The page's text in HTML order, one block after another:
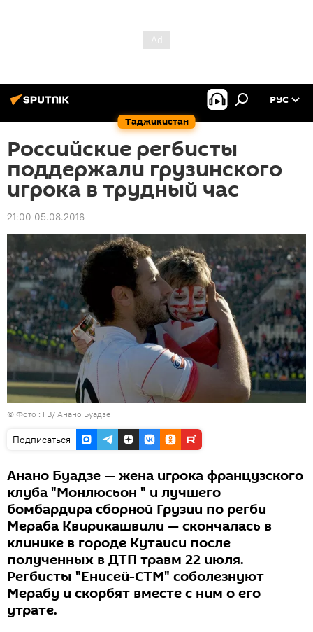
Таджикистан
РУС
Российские регбисты
поддержали грузинского
игрока в трудный час
21:00 05.08.2016
© Фото : FB/ Анано Буадзе
Подписаться
Анано Буадзе — жена игрока французского
клуба "Монлюсьон " и лучшего
бомбардира сборной Грузии по регби
Мераба Квирикашвили — скончалась в
клинике в городе Кутаиси после
полученных в ДТП травм 22 июля.
Регбисты "Енисей-СТМ" соболезнуют
Мерабу и скорбят вместе с ним о его
утрате.